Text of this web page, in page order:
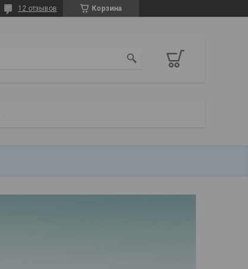
Корзина
12 отзывов